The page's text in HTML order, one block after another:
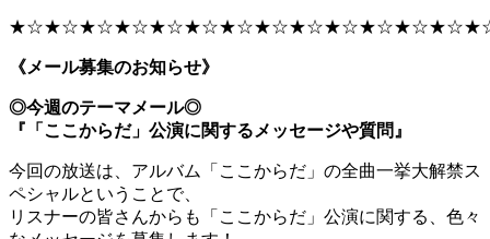
《メール募集のお知らせ》
◎今週のテーマメール◎
『「ここからだ」公演に関するメッセージや質問』
今回の放送は、アルバム「ここからだ」の全曲一挙大解禁ス
ペシャルということで、
リスナーの皆さんからも「ここからだ」公演に関する、色々